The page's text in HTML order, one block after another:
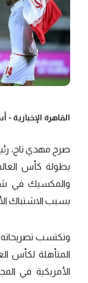
القاهرة الإخبارية -
صرح مهدي تاج، رئيس
بطولة كأس
والمكسيك في
بسبب الاشتباك
وتكتسب تصريحاته
المتأهلة لكأس